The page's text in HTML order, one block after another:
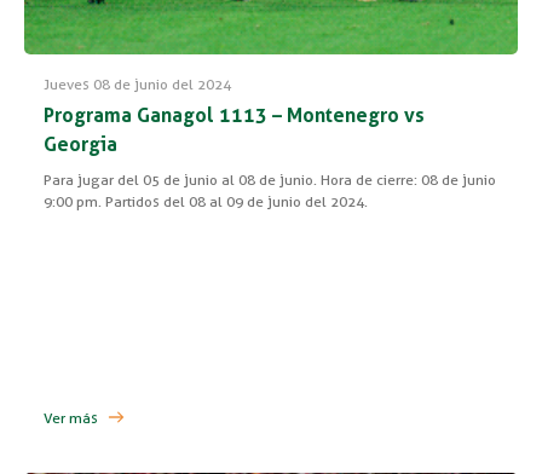
Jueves 08 de junio del 2024
Programa Ganagol 1113 – Montenegro vs
Georgia
Para jugar del 05 de junio al 08 de junio. Hora de cierre: 08 de junio
9:00 pm. Partidos del 08 al 09 de junio del 2024.
Ver más